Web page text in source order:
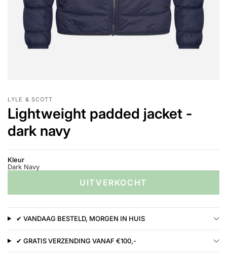
LYLE & SCOTT
Lightweight padded jacket -
dark navy
Kleur
Dark Navy
UITVERKOCHT
✔ VANDAAG BESTELD, MORGEN IN HUIS
✔ GRATIS VERZENDING VANAF €100,-